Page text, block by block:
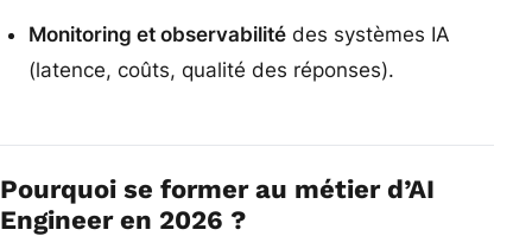
Monitoring et observabilité des systèmes IA
(latence, coûts, qualité des réponses).
Pourquoi se former au métier d’AI
Engineer en 2026 ?